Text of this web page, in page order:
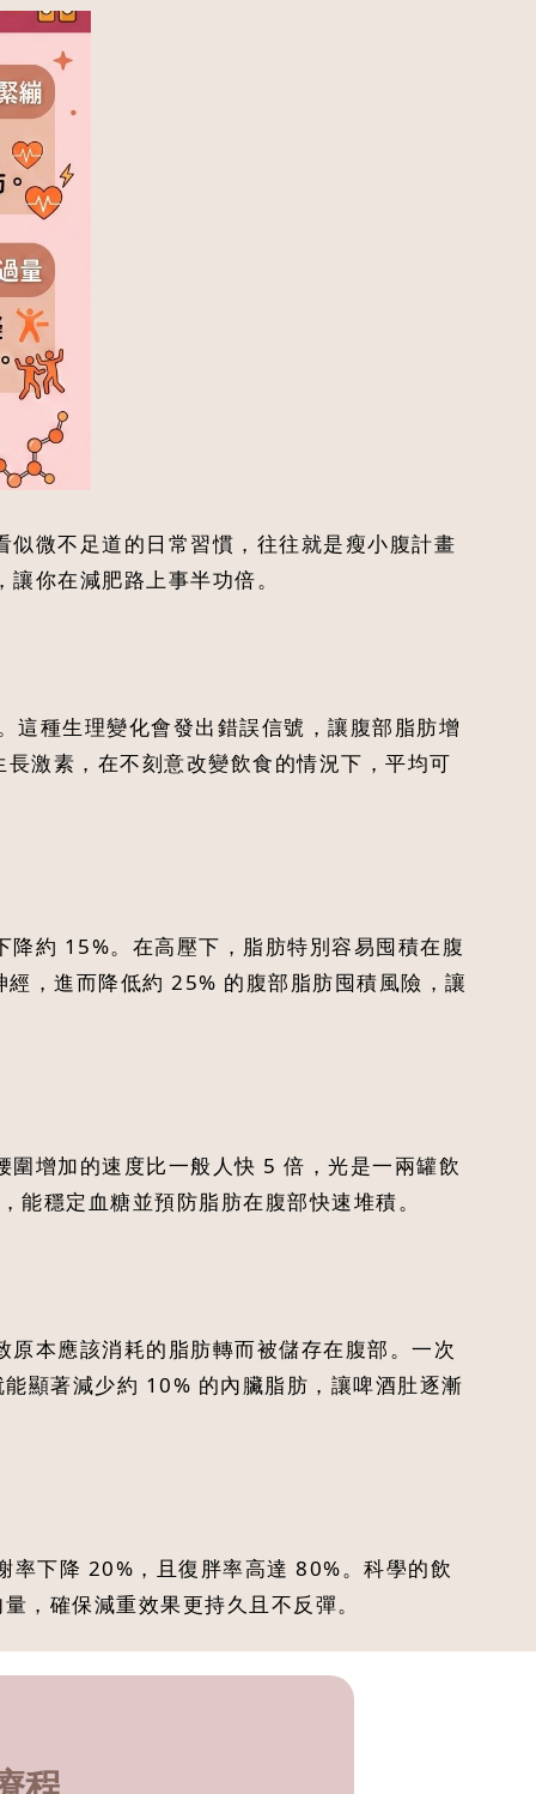
微不足道的日常習慣，往往就是瘦小腹計畫
你在減肥路上事半功倍。
這種生理變化會發出錯誤信號，讓腹部脂肪增
激素，在不刻意改變飲食的情況下，平均可
約 15%。在高壓下，脂肪特別容易囤積在腹
，進而降低約 25% 的腹部脂肪囤積風險，讓
增加的速度比一般人快 5 倍，光是一兩罐飲
穩定血糖並預防脂肪在腹部快速堆積。
本應該消耗的脂肪轉而被儲存在腹部。一次
顯著減少約 10% 的內臟脂肪，讓啤酒肚逐漸
下降 20%，且復胖率高達 80%。科學的飲
，確保減重效果更持久且不反彈。
程